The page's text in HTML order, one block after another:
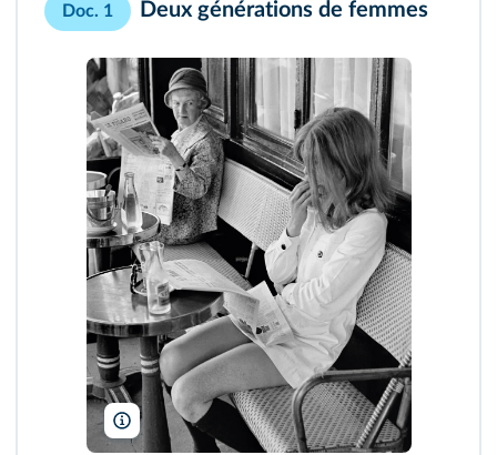
Doc. 1 Deux générations de femmes
Henri Cartier-Bresson/Agence Magnum/DR